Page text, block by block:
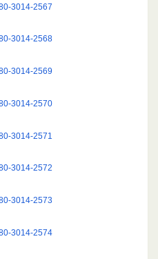
3014-2567
3014-2568
3014-2569
3014-2570
3014-2571
3014-2572
3014-2573
3014-2574